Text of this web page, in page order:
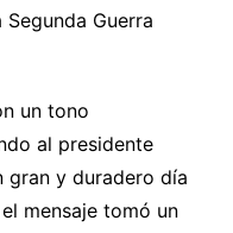
Guerra
un tono
al presidente
gran y duradero día
mensaje tomó un